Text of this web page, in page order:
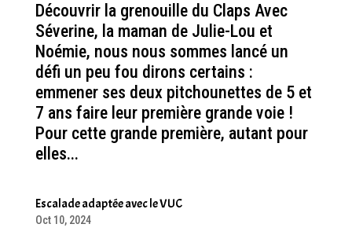
Découvrir la grenouille du Claps Avec
Séverine, la maman de Julie-Lou et
Noémie, nous nous sommes lancé un
défi un peu fou dirons certains :
emmener ses deux pitchounettes de 5 et
7 ans faire leur première grande voie !
Pour cette grande première, autant pour
elles...
Escalade adaptée avec le VUC
Oct 10, 2024